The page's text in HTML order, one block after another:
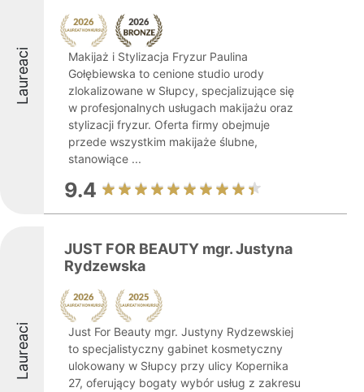
Laureaci
Makijaż i Stylizacja Fryzur Paulina
Gołębiewska to cenione studio urody
zlokalizowane w Słupcy, specjalizujące się
w profesjonalnych usługach makijażu oraz
stylizacji fryzur. Oferta firmy obejmuje
przede wszystkim makijaże ślubne,
stanowiące ...
9.4
Laureaci
JUST FOR BEAUTY mgr. Justyna
Rydzewska
Just For Beauty mgr. Justyny Rydzewskiej
to specjalistyczny gabinet kosmetyczny
ulokowany w Słupcy przy ulicy Kopernika
27, oferujący bogaty wybór usług z zakresu